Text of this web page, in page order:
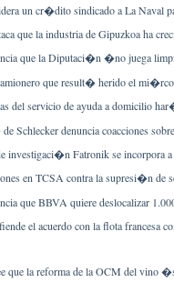
un cr�dito sindicado a La Naval
que la industria de Gipuzkoa ha
que la Diputaci�n �no juega
que result� herido el
del servicio de ayuda a domicilio
Schlecker denuncia coacciones
investigaci�n Fatronik se incorpora
en TCSA contra la supresi�n de
que BBVA quiere deslocalizar
el acuerdo con la flota francesa
que la reforma de la OCM del